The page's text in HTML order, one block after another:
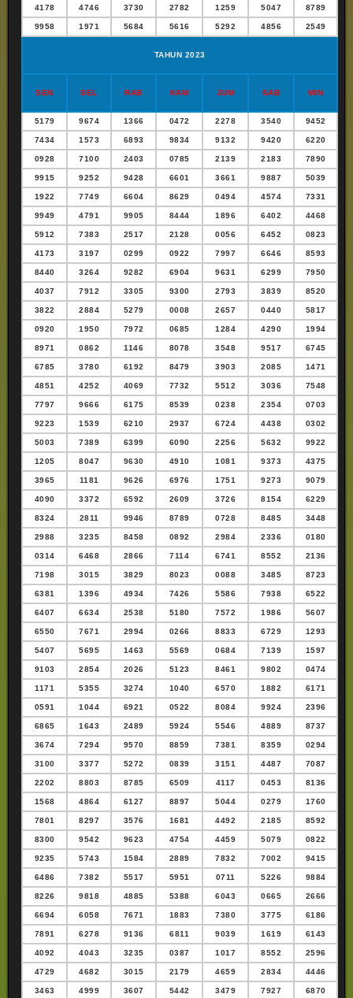
4178 4746 3730 2782 1259 5047 8789
9958 1971 5684 5616 5292 4856 2549
TAHUN 2023
SEN SEL RAB KAM JUM SAB MIN
5179 9674 1366 0472 2278 3540 9452
7434 1573 6893 9834 9132 9420 6220
0928 7100 2403 0785 2139 2183 7890
9915 9252 9428 6601 3661 9887 5039
1922 7749 6604 8629 0494 4574 7331
9949 4791 9905 8444 1896 6402 4468
5912 7383 2517 2128 0056 6452 0823
4173 3197 0299 0922 7997 6646 8593
8440 3264 9282 6904 9631 6299 7950
4037 7912 3305 9300 2793 3839 8520
3822 2884 5279 0008 2657 0440 5817
0920 1950 7972 0685 1284 4290 1994
8971 0862 1146 8078 3548 9517 6745
6785 3780 6192 8479 3903 2085 1471
4851 4252 4069 7732 5512 3036 7548
7797 9666 6175 8539 0238 2354 0703
9223 1539 6210 2937 6724 4438 0302
5003 7389 6399 6090 2256 5632 9922
1205 8047 9630 4910 1081 9373 4375
3965 1181 9626 6976 1751 9273 9079
4090 3372 6592 2609 3726 8154 6229
8324 2811 9946 8789 0728 8485 3448
2988 3235 8458 0892 2984 2336 0180
0314 6468 2866 7114 6741 8552 2136
7198 3015 3829 8023 0088 3485 8723
6381 1396 4934 7426 5586 7938 6522
6407 6634 2538 5180 7572 1986 5607
6550 7671 2994 0266 8833 6729 1293
5407 5695 1463 5569 0684 7139 1597
9103 2854 2026 5123 8461 9802 0474
1171 5355 3274 1040 6570 1882 6171
0591 1044 6921 0522 8084 9924 2396
6865 1643 2489 5924 5546 4889 8737
3674 7294 9570 8859 7381 8359 0294
3100 3377 5272 0839 3151 4487 7087
2202 8803 8785 6509 4117 0453 8136
1568 4864 6127 8897 5044 0279 1760
7801 8297 3576 1681 4492 2185 8592
8300 9542 9623 4754 4459 5079 0822
9235 5743 1584 2889 7832 7002 9415
6486 7382 5517 5951 0711 5226 9884
8226 9818 4885 5388 6043 0665 2666
6694 6058 7671 1883 7380 3775 6186
7891 6278 9136 6811 9039 1619 6143
4092 4043 3235 0387 1017 8552 2596
4729 4682 3015 2179 4659 2834 4446
3463 4999 3607 5442 3479 7927 6870